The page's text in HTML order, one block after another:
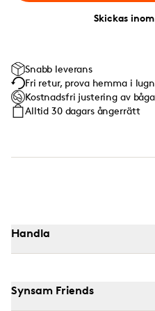
Skickas
Snabb leverans
Fri retur, prova hemma i
Kostnadsfri justering av
Alltid 30 dagars ångerrätt
Handla
Synsam Friends